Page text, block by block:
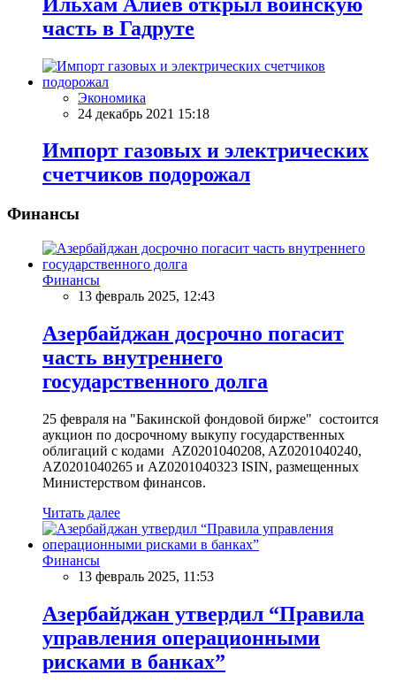
часть в Гадруте
Экономика
24 декабрь 2021 15:18
Импорт газовых и электрических
счетчиков подорожал
Финансы
Финансы
13 февраль 2025, 12:43
Азербайджан досрочно погасит
часть внутреннего
государственного долга
25 февраля на "Бакинской фондовой бирже" состоится
аукцион по досрочному выкупу государственных
облигаций с кодами AZ0201040208, AZ0201040240,
AZ0201040265 и AZ0201040323 ISIN, размещенных
Министерством финансов.
Читать далее
Финансы
13 февраль 2025, 11:53
Азербайджан утвердил “Правила
управления операционными
рисками в банках”